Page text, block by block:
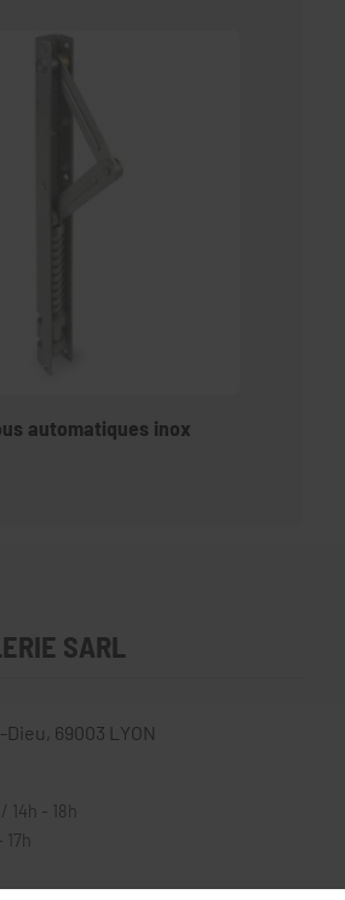
automatiques inox
SARL
Dieu, 69003
LYON
08h - 12h / 14h - 18h